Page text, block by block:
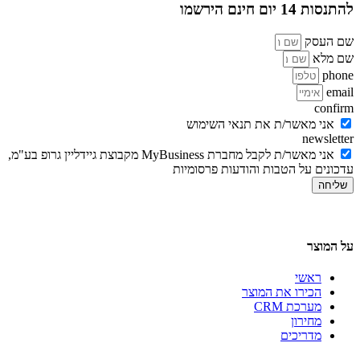
להתנסות 14 יום חינם הירשמו
שם העסק
שם מלא
phone
email
confirm
אני מאשר/ת את תנאי השימוש
newsletter
אני מאשר/ת לקבל מחברת MyBusiness מקבוצת גיידליין גרופ בע"מ,
עדכונים על הטבות והודעות פרסומיות
שליחה
על המוצר
ראשי
הכירו את המוצר
מערכת CRM
מחירון
מדריכים